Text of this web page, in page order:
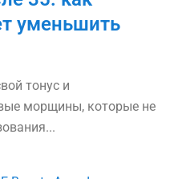
уменьшить
тонус и
морщины, которые не